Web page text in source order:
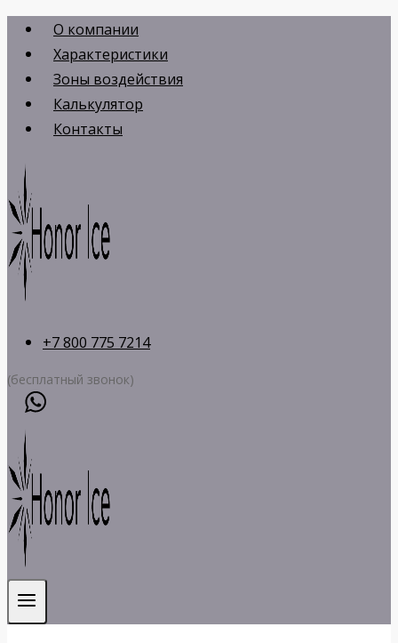
Перейти
содержимому
О компании
Характеристики
Зоны воздействия
Калькулятор
Контакты
+7 800 775 7214
(бесплатный звонок)